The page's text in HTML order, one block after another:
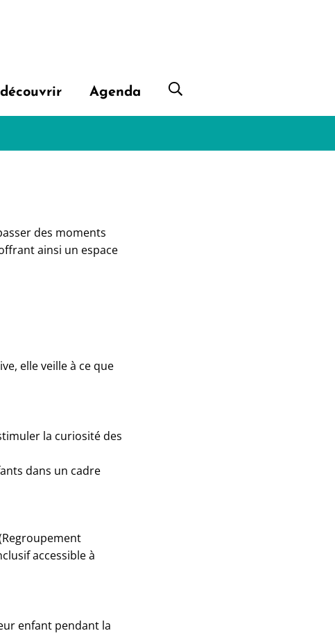
Agenda Afficher la recherche
des moments
ainsi un espace
elle veille à ce que
la curiosité des
dans un cadre
accessible à
enfant pendant la